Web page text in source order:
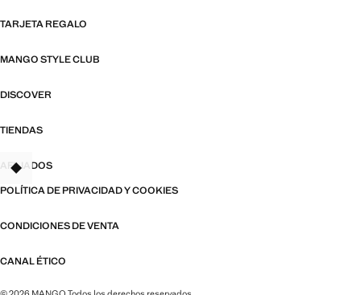
TARJETA REGALO
MANGO STYLE CLUB
DISCOVER
TIENDAS
AFILIADOS
POLÍTICA DE PRIVACIDAD Y COOKIES
CONDICIONES DE VENTA
CANAL ÉTICO